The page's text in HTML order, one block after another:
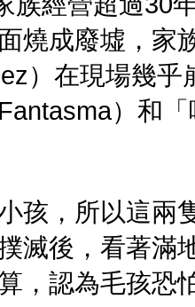
燒成廢墟，家
）在現場幾
）和
小孩，所以這
滅後，看著滿
，認為毛孩恐